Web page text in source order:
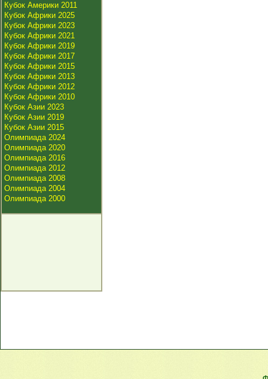
Кубок Америки 2011
Кубок Африки 2025
Кубок Африки 2023
Кубок Африки 2021
Кубок Африки 2019
Кубок Африки 2017
Кубок Африки 2015
Кубок Африки 2013
Кубок Африки 2012
Кубок Африки 2010
Кубок Азии 2023
Кубок Азии 2019
Кубок Азии 2015
Олимпиада 2024
Олимпиада 2020
Олимпиада 2016
Олимпиада 2012
Олимпиада 2008
Олимпиада 2004
Олимпиада 2000